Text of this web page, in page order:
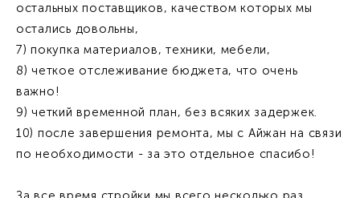
остальных поставщиков, качеством которых мы
остались довольны,
7) покупка материалов, техники, мебели,
8) четкое отслеживание бюджета, что очень
важно!
9) четкий временной план, без всяких задержек.
10) после завершения ремонта, мы с Айжан на связи
по необходимости - за это отдельное спасибо!